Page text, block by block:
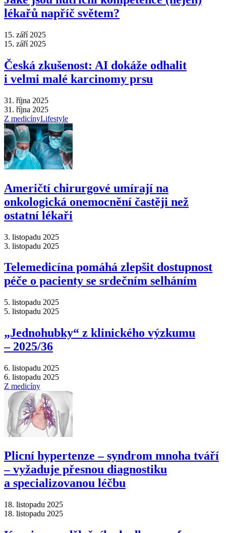
lékařů napříč světem?
15. září 2025
15. září 2025
Česká zkušenost: AI dokáže odhalit
i velmi malé karcinomy prsu
31. října 2025
31. října 2025
Z medicínyLifestyle
Američtí chirurgové umírají na
onkologická onemocnění častěji než
ostatní lékaři
3. listopadu 2025
3. listopadu 2025
Telemedicína pomáhá zlepšit dostupnost
péče o pacienty se srdečním selháním
5. listopadu 2025
5. listopadu 2025
„Jednohubky“ z klinického výzkumu
–⁠ 2025/36
6. listopadu 2025
6. listopadu 2025
Z medicíny
Plicní hypertenze –⁠ syndrom mnoha tváří
–⁠ vyžaduje přesnou diagnostiku
a specializovanou léčbu
18. listopadu 2025
18. listopadu 2025